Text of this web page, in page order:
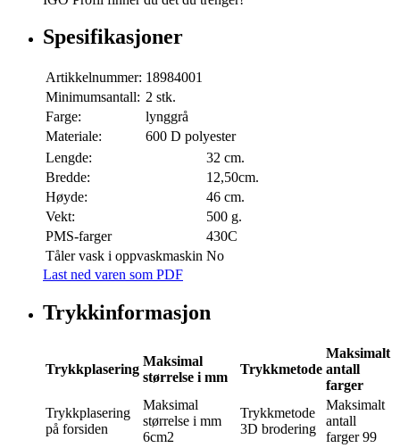
Spesifikasjoner
Artikkelnummer: 18984001
Minimumsantall: 2 stk.
Farge:
lynggrå
Materiale:
600 D polyester
Lengde:
32 cm.
Bredde:
12,50cm.
Høyde:
46 cm.
Vekt:
500 g.
PMS-farger
430C
Tåler vask i oppvaskmaskin No
Last ned varen som PDF
Trykkinformasjon
Trykkplasering
Maksimal
størrelse i mm
Trykkmetode
Maksimalt
antall
farger
Trykkplasering
på forsiden
Maksimal
størrelse i mm
6cm2
Trykkmetode
3D brodering
Maksimalt
antall
farger 99